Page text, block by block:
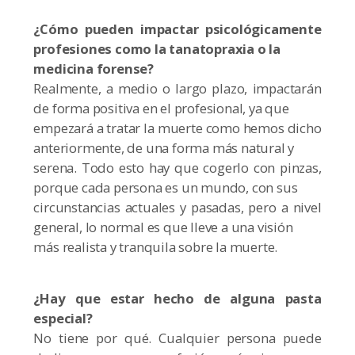
¿Cómo pueden impactar psicológicamente
profesiones como la tanatopraxia o la
medicina forense?
Realmente, a medio o largo plazo, impactarán
de forma positiva en el profesional, ya que
empezará a tratar la muerte como hemos dicho
anteriormente, de una forma más natural y
serena. Todo esto hay que cogerlo con pinzas,
porque cada persona es un mundo, con sus
circunstancias actuales y pasadas, pero a nivel
general, lo normal es que lleve a una visión
más realista y tranquila sobre la muerte.
¿Hay que estar hecho de alguna pasta
especial?
No tiene por qué. Cualquier persona puede